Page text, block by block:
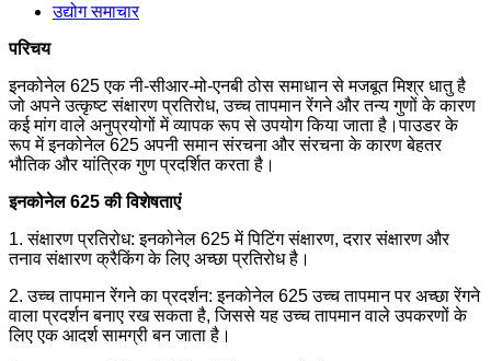
उद्योग समाचार
परिचय
इनकोनेल 625 एक नी-सीआर-मो-एनबी ठोस समाधान से मजबूत मिश्र धातु है
जो अपने उत्कृष्ट संक्षारण प्रतिरोध, उच्च तापमान रेंगने और तन्य गुणों के कारण
कई मांग वाले अनुप्रयोगों में व्यापक रूप से उपयोग किया जाता है।पाउडर के
रूप में इनकोनेल 625 अपनी समान संरचना और संरचना के कारण बेहतर
भौतिक और यांत्रिक गुण प्रदर्शित करता है।
इनकोनेल 625 की विशेषताएं
1. संक्षारण प्रतिरोध: इनकोनेल 625 में पिटिंग संक्षारण, दरार संक्षारण और
तनाव संक्षारण क्रैकिंग के लिए अच्छा प्रतिरोध है।
2. उच्च तापमान रेंगने का प्रदर्शन: इनकोनेल 625 उच्च तापमान पर अच्छा रेंगने
वाला प्रदर्शन बनाए रख सकता है, जिससे यह उच्च तापमान वाले उपकरणों के
लिए एक आदर्श सामग्री बन जाता है।